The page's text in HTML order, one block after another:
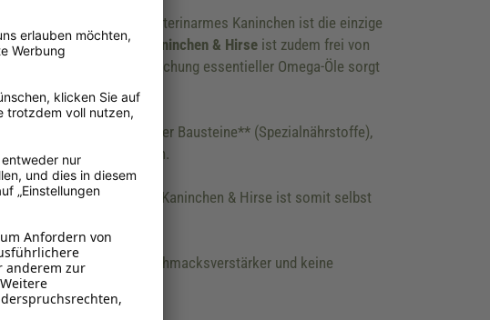
Mageres, cholesterinarmes Kaninchen ist die einzige
geeignet.Premium Kaninchen & Hirse ist zudem frei von
eine ausgewogene Mischung essentieller Omega-Öle sorgt
wichtiger, nutrizeutischer Bausteine** (Spezialnährstoffe),
Körpergerüche mindern.
und gut verdaulich. Kaninchen & Hirse ist somit selbst
keine künstlichen Geschmacksverstärker und keine